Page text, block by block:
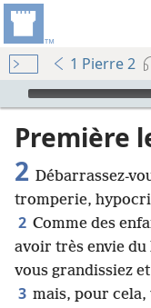
1 Pierre 2
Audio Player
Première
2 Débarrassez-
tromperie,
2 Comme des
avoir très envie
vous grandissiez
3 mais, pour cela,